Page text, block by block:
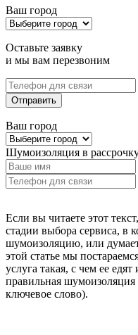
Ваш город
Оставьте заявку
и мы вам перезвоним
Отправить
Ваш город
Шумоизоляция в
Если вы читаете этот
стадии выбора сервиса, в
шумоизоляцию, или
этой статье мы
услуга такая, с чем ее
правильная шумоизоляция
ключевое слово).